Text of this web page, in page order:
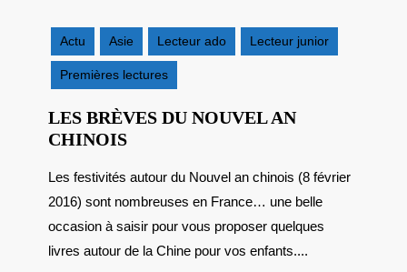
2016
Actu
Asie Lecteur ado Lecteur junior
Premières lectures
LES BRÈVES DU NOUVEL AN
CHINOISLES
DU
NOUVEL
AN
CHINOIS
Les festivités autour du Nouvel an chinois (8 février
2016) sont nombreuses en France… une belle
occasion à saisir pour vous proposer quelques
livres autour de la Chine pour vos enfants....